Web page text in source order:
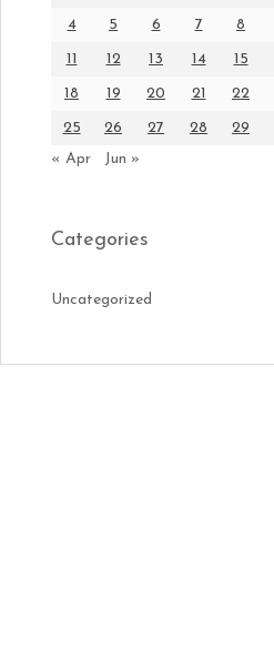
4 5 6 7 8
11 12 13 14 15
18 19 20 21 22
25 26 27 28 29
« Apr
Jun »
Categories
Uncategorized